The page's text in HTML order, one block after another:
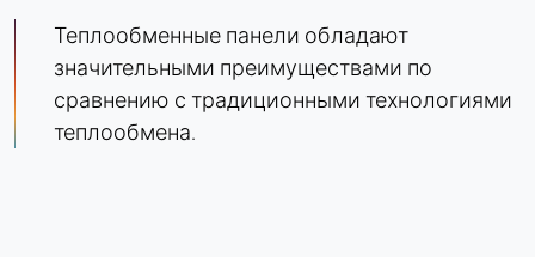
Теплообменные панели обладают
значительными преимуществами по
сравнению с традиционными технологиями
теплообмена.